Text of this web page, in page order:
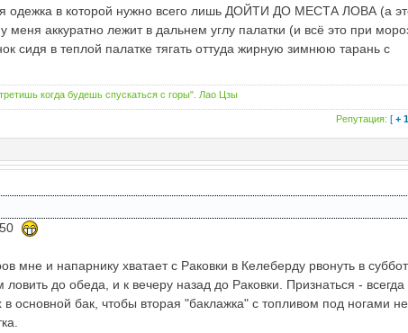
одежка в которой нужно всего лишь ДОЙТИ ДО МЕСТА ЛОВА (а
аккуратно лежит в дальнем углу палатки (и всё это при
сидя в теплой палатке тягать оттуда жирную зимнюю тарань с
когда будешь спускаться с горы". Лао Цзы
Репутация: [+
мне и напарнику хватает с Раковки в Келеберду рвонуть в
до обеда, и к вечеру назад до Раковки. Признаться - всегда
основной бак, чтобы вторая "баклажка" с топливом под ногами не